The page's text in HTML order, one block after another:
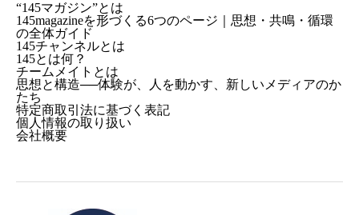
“145マガジン”とは
145magazineを形づくる6つのページ｜思想・共鳴・循環
の全体ガイド
145チャンネルとは
145とは何？
チームメイトとは
思想と構造──体験が、人を動かす、新しいメディアのか
たち
特定商取引法に基づく表記
個人情報の取り扱い
会社概要